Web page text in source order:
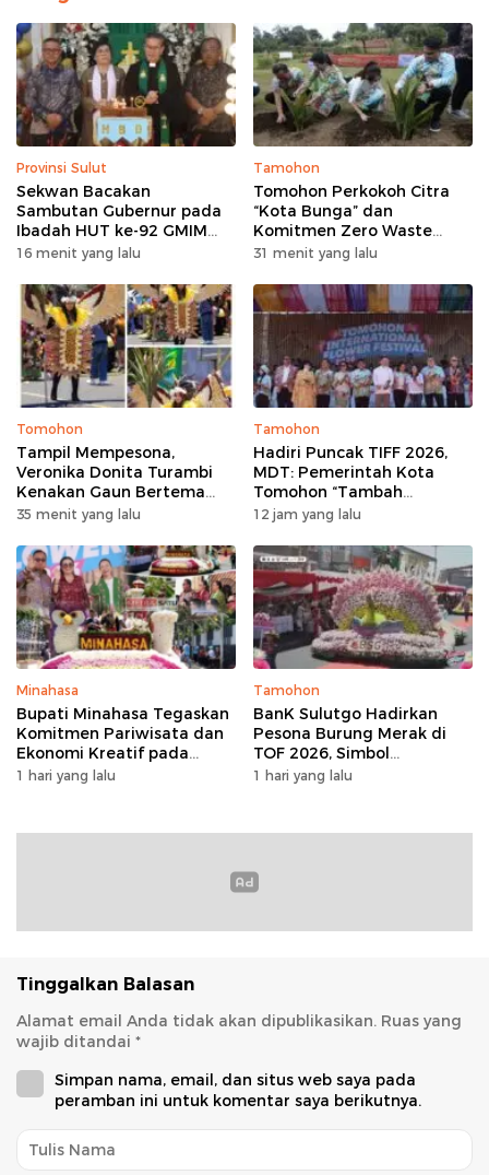
Provinsi Sulut
Sekwan Bacakan
Sambutan Gubernur pada
Ibadah HUT ke-92 GMIM
Syalom Molas: Ajakan
Pembangunan
16 menit yang lalu
Tamohon
Tomohon Perkokoh Citra
“Kota Bunga” dan
Komitmen Zero Waste
lewat Penanaman Bunga
Sapi Perah
31 menit yang lalu
Tomohon
Tampil Mempesona,
Veronika Donita Turambi
Kenakan Gaun Bertema
Manguni di TOF 2026
35 menit yang lalu
Tamohon
Hadiri Puncak TIFF 2026,
MDT: Pemerintah Kota
Tomohon “Tambah
Mantap”, Usai Parade
kepada Masyarakat
12 jam yang lalu
Minahasa
Bupati Minahasa Tegaskan
Komitmen Pariwisata dan
Ekonomi Kreatif pada
Pembukaan TIFF 2026
1 hari yang lalu
Tamohon
BanK Sulutgo Hadirkan
Pesona Burung Merak di
TOF 2026, Simbol
Keagungan Dan
1 hari yang lalu
Tinggalkan Balasan
Alamat email Anda tidak akan dipublikasikan. Ruas yang
wajib ditandai *
Simpan nama, email, dan situs web saya pada
peramban ini untuk komentar saya berikutnya.